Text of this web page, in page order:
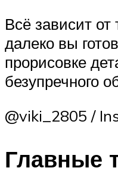
Всё зависит от
далеко вы
прорисовке
безупречного
@viki_2805 /
Главные